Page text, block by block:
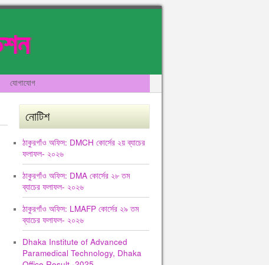
যোগাযোগ
নোটিশ
ঠাকুরগাঁও অফিস: DMCH কোর্সের ২য় ব্যাচের
ফলাফল- ২০২৬
ঠাকুরগাঁও অফিস: DMA কোর্সের ২৮ তম
ব্যাচের ফলাফল- ২০২৬
ঠাকুরগাঁও অফিস: LMAFP কোর্সের ২৯ তম
ব্যাচের ফলাফল- ২০২৬
Dhaka Institute of Advanced
Paramedical Technology, Dhaka